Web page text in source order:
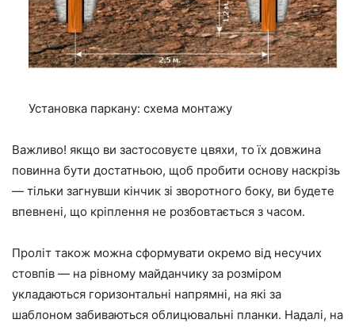
Установка паркану: схема монтажу
Важливо! якщо ви застосовуєте цвяхи, то їх довжина
повинна бути достатньою, щоб пробити основу наскрізь
— тільки загнувши кінчик зі зворотного боку, ви будете
впевнені, що кріплення не розбовтається з часом.
Проліт також можна сформувати окремо від несучих
стовпів — на рівному майданчику за розміром
укладаються горизонтальні напрямні, на які за
шаблоном забиваються облицювальні планки. Надалі, на